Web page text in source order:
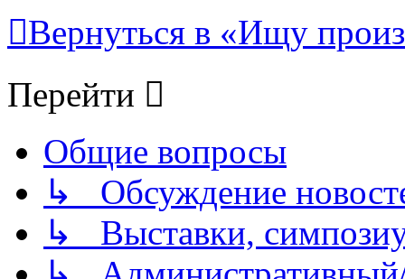
Вернуться в «Ищу
Перейти
Общие вопросы
↳ Обсуждение
↳ Выставки,